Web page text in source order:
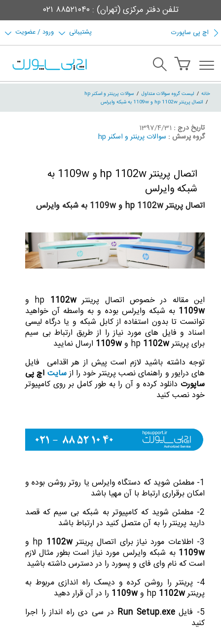
تلفن دفتر مرکزی (تهران) : ۸۸۵۲۱۰۴۰ ۰۲۱
اچ پی ساپورت ورود / عضویت پشتیبانی
خانه لیست گروه سوالات متداول
سوالات پرینتر و اسکنر hp
اتصال پرینتر hp 1102w و 1109w به شبکه وایرلس
تاریخ درج : 1397/4/31
گروه پرسش : سوالات پرینتر و اسکنر hp
اتصال پرینتر hp 1102w و 1109w به
شبکه وایرلس
اتصال پرینتر hp 1102w و 1109w به شبکه وایرلس
این مقاله در خصوص اتصال پرینتر hp1102w
و
1109w به شبکه وایرلس بوده و به واسطه آن خواهید
توانست تا بدون استفاده از کابل شبکه و یا درگاه لیسی
اسناد و فایل های مورد نیاز را از طریق ارتباط بی سیم
برای پرینتر hp1102w و1109w ارسال نمایید
توجه داشته باشید لازم است پیش از هر اقدامی فایل
های درایور و راهنمای نصب پرینتر خود را ازسایت اچ پی
ساپورت دانلود کرده و آن را به طور کامل بر روی کامپیوتر
خود نصب کنید
1- مطمئن شوید که دستگاه وایرلس یا روتر روشن بوده و
امکان برقراری ارتباط با آن مهیا باشد
2- مطمئن شوید که کامپیوتر به شبکه بی سیم که قصد
دارید پرینتر را به آن متصل کنید در ارتباط باشد
3- اطلاعات مورد نیاز برای اتصال پرینتر hp
1102w
و
1109w به شبکه وایرلس مورد نیاز است بطور مثال لازم
است که نام وای فای و پسورد را در دسترس داشته باشید
4- پرینتر را روشن کرده و دیسک راه اندازی مربوط به
پرینتر hp1102w و1109w را در آن قرار دهید
5- فایل
Run Setup.exe در سی دی راه انداز را اجرا
کنید